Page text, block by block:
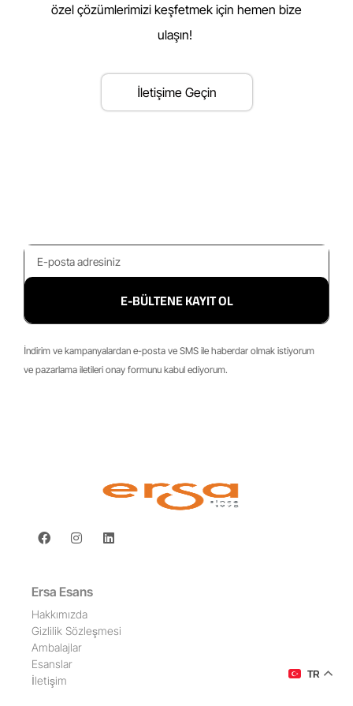
özel çözümlerimizi keşfetmek için hemen bize
ulaşın!
İletişime Geçin
E-BÜLTENE KAYIT OL
İndirim ve kampanyalardan e-posta ve SMS ile haberdar olmak istiyorum
ve pazarlama iletileri onay formunu kabul ediyorum.
Ersa Esans
Hakkımızda
Gizlilik Sözleşmesi
Ambalajlar
Esanslar
İletişim
TR